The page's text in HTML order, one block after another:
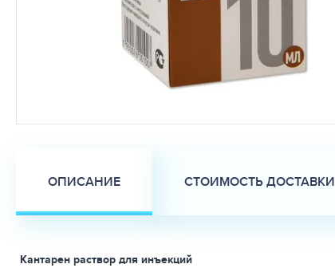
ОПИСАНИЕ СТОИМОСТЬ ДОСТАВКИ
Кантарен раствор для инъекций